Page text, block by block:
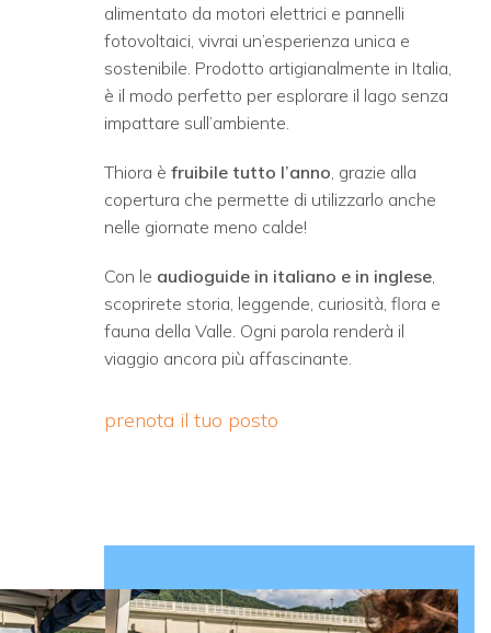
alimentato da motori elettrici e pannelli
fotovoltaici, vivrai un’esperienza unica e
sostenibile. Prodotto artigianalmente in Italia,
è il modo perfetto per esplorare il lago senza
impattare sull’ambiente.
Thiora è fruibile tutto l’anno , grazie alla
copertura che permette di utilizzarlo anche
nelle giornate meno calde!
Con le audioguide in italiano e in inglese
scoprirete storia, leggende, curiosità, flora e
fauna della Valle. Ogni parola renderà il
viaggio ancora più affascinante.
prenota il tuo posto